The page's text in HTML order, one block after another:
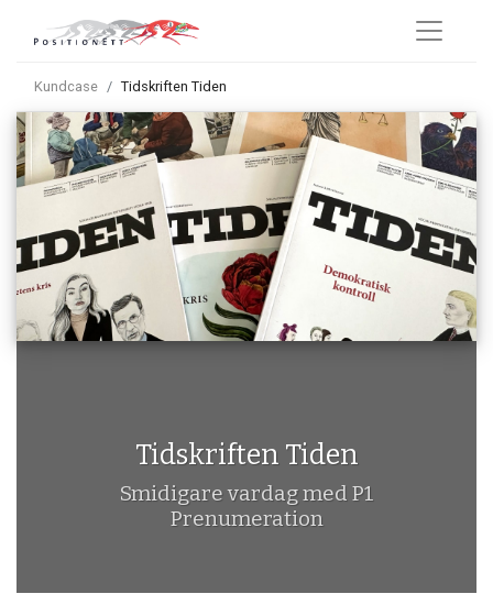
Kundcase Tidskriften Tiden
Tidskriften Tiden
Smidigare vardag med P1
Prenumeration